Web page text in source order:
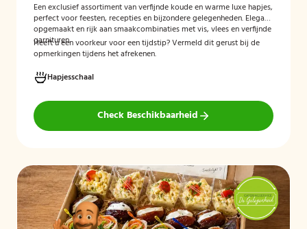
Een exclusief assortiment van verfijnde koude en warme luxe hapjes,
perfect voor feesten, recepties en bijzondere gelegenheden. Elegant
opgemaakt en rijk aan smaakcombinaties met vis, vlees en verfijnde
garnituren.
Heeft u een voorkeur voor een tijdstip? Vermeld dit gerust bij de
opmerkingen tijdens het afrekenen.
Hapjesschaal
Check Beschikbaarheid